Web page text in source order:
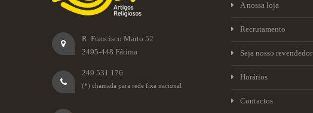
R. Francisco Marto 52
2495-448 Fátima
249 531 176
(*) chamada para rede fixa nacional
A nossa loja
Recrutamento
Seja nosso revendedor
Horários
Contactos